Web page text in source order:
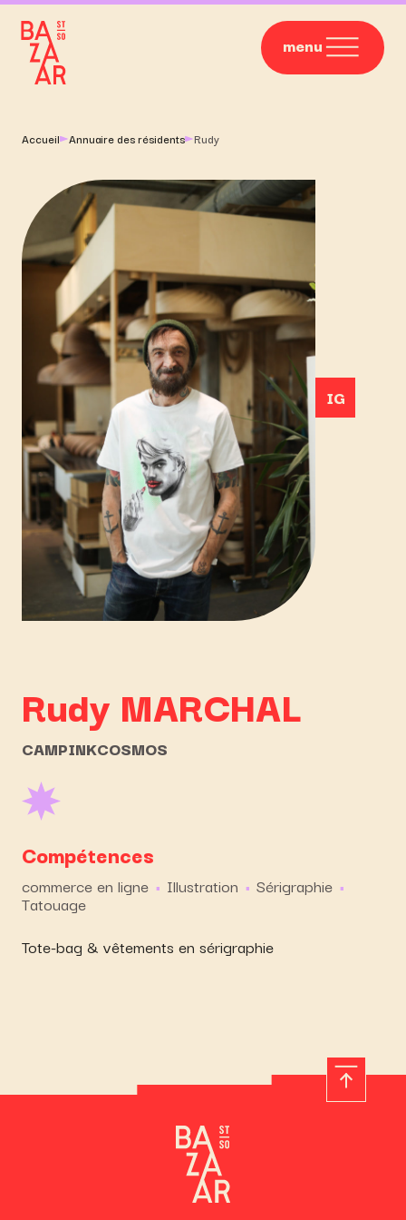
menu
Accueil Annuaire des résidents Rudy
Rudy MARCHAL
CAMPINKCOSMOS
Compétences
commerce en ligne Illustration Sérigraphie
Tatouage
Tote-bag & vêtements en sérigraphie
IG